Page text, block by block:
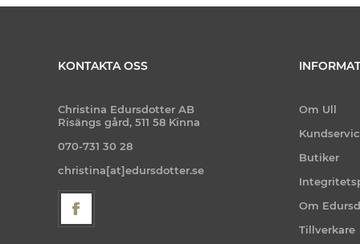
KONTAKTA OSS
Christina Edursdotter AB
Risängs gård, 511 58 Kinna
070-731 30 28
christina[at]edursdotter.se
Om Ull
Butiker
Om
Tillverkare